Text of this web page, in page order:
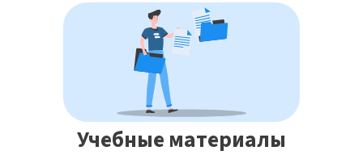
Учебные материалы